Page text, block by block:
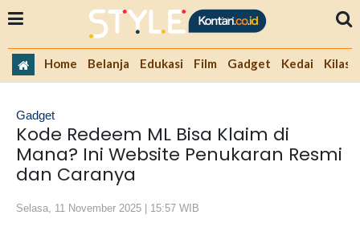
Home Belanja Edukasi Film Gadget Kedai Kilas
Gadget
Kode Redeem ML Bisa Klaim di
Mana? Ini Website Penukaran Resmi
dan Caranya
Selasa, 11 November 2025 | 15:57 WIB